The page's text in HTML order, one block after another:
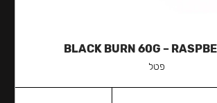
BLACK BURN 60G –
פטל